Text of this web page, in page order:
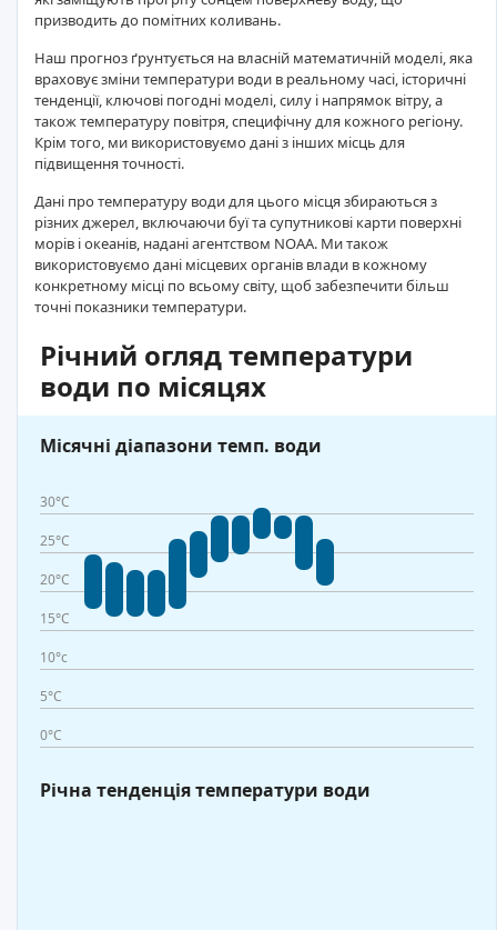
призводить до помітних коливань.
Наш прогноз ґрунтується на власній математичній моделі, яка
враховує зміни температури води в реальному часі, історичні
тенденції, ключові погодні моделі, силу і напрямок вітру, а
також температуру повітря, специфічну для кожного регіону.
Крім того, ми використовуємо дані з інших місць для
підвищення точності.
Дані про температуру води для цього місця збираються з
різних джерел, включаючи буї та супутникові карти поверхні
морів і океанів, надані агентством NOAA. Ми також
використовуємо дані місцевих органів влади в кожному
конкретному місці по всьому світу, щоб забезпечити більш
точні показники температури.
Річний огляд температури
води по місяцях
Місячні діапазони темп. води
30°C
25°C
20°C
15°C
10°c
5°C
0°C
Річна тенденція температури води